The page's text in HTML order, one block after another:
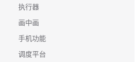
执行器
画中画
手机功能
调度平台